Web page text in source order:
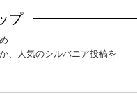
プ
、人気のシルバニア投稿を